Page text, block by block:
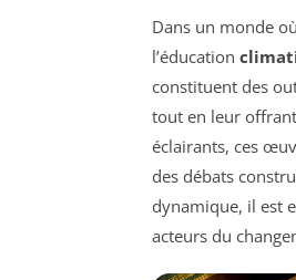
Dans un monde
l’éducation
constituent des
tout en leur
éclairants, ces
des débats
dynamique, il est
acteurs du